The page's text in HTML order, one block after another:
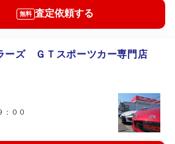
無料 査定依頼する
ーズ ＧＴスポーツカー専門店
：００